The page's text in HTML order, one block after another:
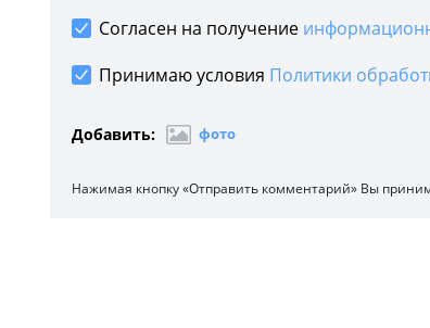
Согласен на получение
Принимаю условия Политики
Добавить: фото
Нажимая кнопку «Отправить комментарий» Вы